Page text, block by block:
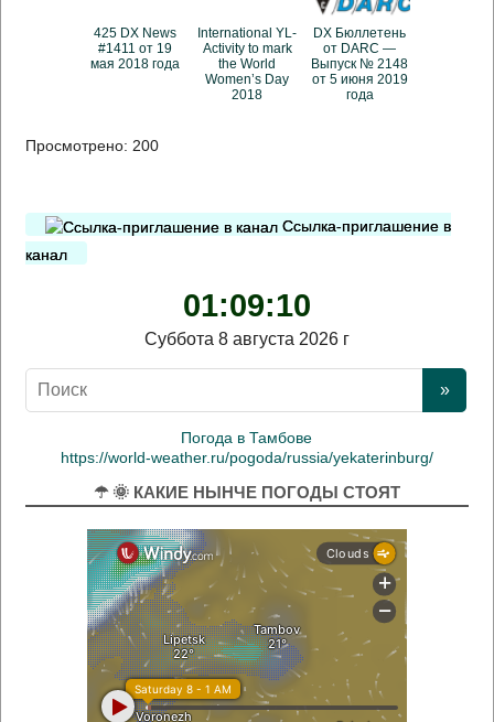
425 DX News
#1411 от 19
мая 2018 года
International YL-
Activity to mark
the World
Women’s Day
2018
DX Бюллетень
от DARC —
Выпуск № 2148
от 5 июня 2019
года
Просмотрено:200
Ссылка-приглашение в
канал
01:09:11
Суббота 8 августа 2026 г
Погода в Тамбове
https://world-weather.ru/pogoda/russia/yekaterinburg/
☂ 🌞 КАКИЕ НЫНЧЕ ПОГОДЫ СТОЯТ